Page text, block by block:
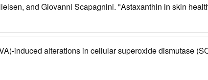
and Giovanni Scapagnini. "Astaxanthin in skin
induced alterations in cellular superoxide dismutase